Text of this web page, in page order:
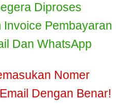
Diproses
Invoice Pembayaran
Dan WhatsApp
Nomer
Dengan Benar!